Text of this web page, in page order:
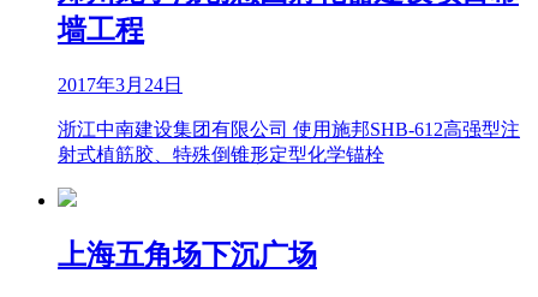
墙工程
2017年3月24日
浙江中南建设集团有限公司 使用施邦SHB-612高强型注
射式植筋胶、特殊倒锥形定型化学锚栓
上海五角场下沉广场